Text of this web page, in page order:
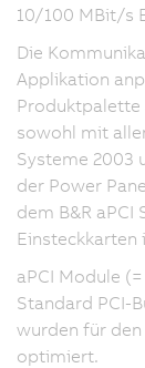
10/100 MBit/s
Die
Applikation
Produktpalette
sowohl mit
Systeme 2003
der Power
dem B&R aPCI
Einsteckkarten
aPCI Module
Standard PCI-
wurden für
optimiert.